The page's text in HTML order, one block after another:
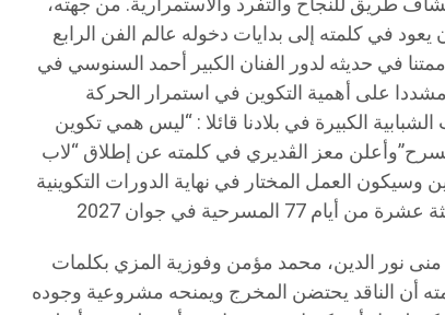
الڨديري أن يعود في كلمته إلى بدايات دخوله عالم الفن الرابع
في حديثه لدور الفنان الكبير أحمد السنوسي في
على أهمية التكوين في استمرار الحركة
الكبيرة في بلادنا قائلا : “ليس همي تكوين
معز الڨديري في كلمته عن إطلاق “لاب
وسيكون العمل المختار في نهاية الدورات التكوينية
نور الدين، محمد مؤمن وفوزية المزي بكلمات
أن الناقد يحتضن المخرج ويمنحه مشروعية وجوده